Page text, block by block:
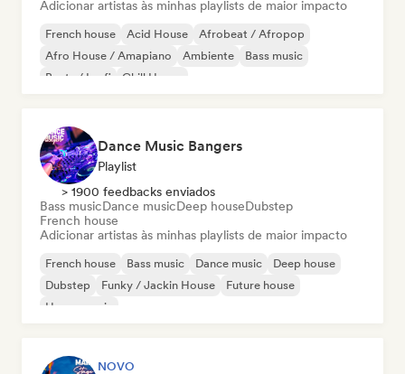
Adicionar artistas às minhas playlists de maior impacto
French house Acid House
Afrobeat / Afropop
Afro House / Amapiano
Ambiente
Bass music
Beats / Lo-fi
Chill House
Dance Music Bangers
Playlist
> 1900 feedbacks enviados
Bass musicDance musicDeep houseDubstep
French house
Adicionar artistas às minhas playlists de maior impacto
French house Bass music Dance music
Deep house
Dubstep
Funky / Jackin House
Future house
House music
NOVO